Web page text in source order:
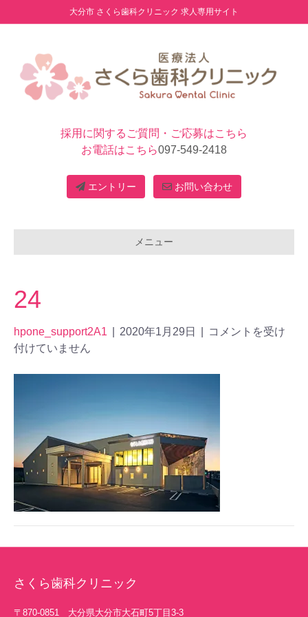
大分市 さくら歯科クリニック 求人専用サイト
採用に関するご質問・ご応募はこちら
お電話はこちら097-549-2418
エントリー お問い合わせ
メニュー
24
hpone_support2A1 2020年1月29日
コメントを受け
付けていません
さくら歯科クリニック
〒870-0851 大分県大分市大石町5丁目3-3